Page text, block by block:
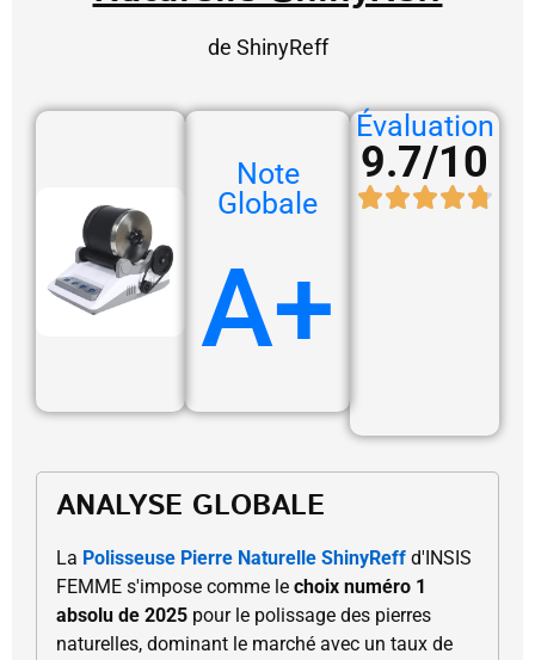
de ShinyReff
Note
Globale
A+
Évaluation
9.7/10
ANALYSE GLOBALE
La Polisseuse Pierre Naturelle ShinyReff d'INSIS
FEMME s'impose comme le choix numéro 1
absolu de 2025 pour le polissage des pierres
naturelles, dominant le marché avec un taux de